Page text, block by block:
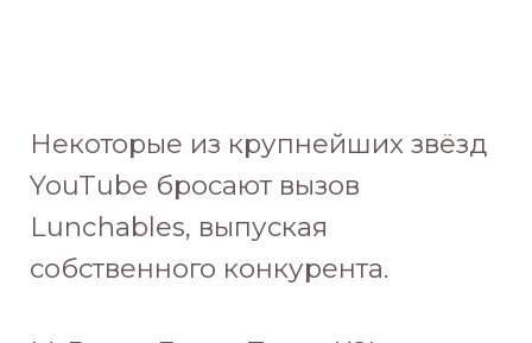
Некоторые из крупнейших звёзд
YouTube бросают вызов
Lunchables, выпуская
собственного конкурента.